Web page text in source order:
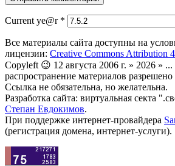
Current ye@r *
Все материалы сайта доступны на
лицензии: Creative Commons Attribution
Copyleft 😉 12 августа 2006 г. » 2026 »
распространение материалов
Ссылка не обязательна, но желательна.
Разработка сайта: виртуальная секта
Степан Евдокимов.
При поддержке интернет-провайдера
(регистрация домена, интернет-услуги).